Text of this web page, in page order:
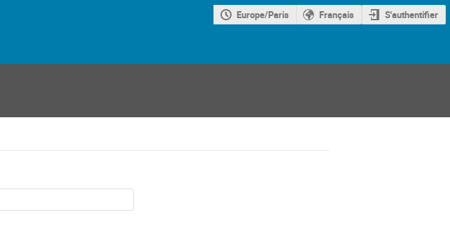
Europe/Paris Français S'authentifier